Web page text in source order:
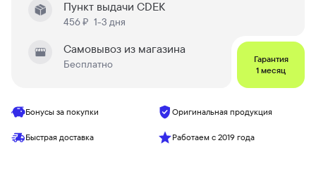
Пункт выдачи CDEK
456 ₽ 1-3 дня
Самовывоз из магазина
Бесплатно
Гарантия
1 месяц
Бонусы за покупки Оригинальная продукция
Быстрая доставка Работаем с 2019 года